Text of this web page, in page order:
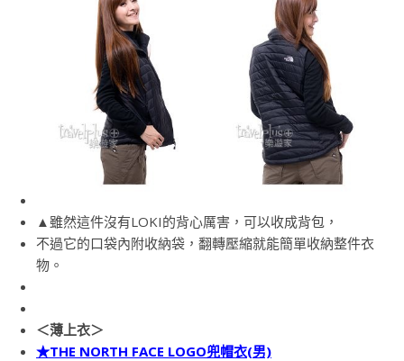
▲雖然這件沒有LOKI的背心厲害，可以收成背包，
不過它的口袋內附收納袋，翻轉壓縮就能簡單收納整件衣
物。
＜薄上衣＞
★THE NORTH FACE LOGO兜帽衣(男)